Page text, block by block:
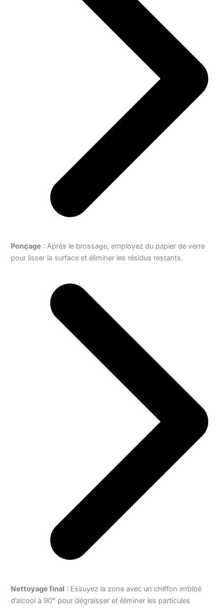
Ponçage : Après le brossage, employez du papier de verre
pour lisser la surface et éliminer les résidus restants.
Nettoyage final : Essuyez la zone avec un chiffon imbibé
d’alcool à 90° pour dégraisser et éliminer les particules